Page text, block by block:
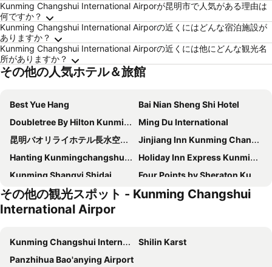
Kunming Changshui International Airporが昆明市で人気がある理由は
何ですか？
Kunming Changshui International Airporの近くにはどんな宿泊施設が
ありますか？
Kunming Changshui International Airporの近くには他にどんな観光名
所がありますか？
その他の人気ホテル＆旅館
Best Yue Hang
Bai Nian Sheng Shi Hotel
Doubletree By Hilton Kunming Airport
Ming Du International
昆明バオリライホテル長水空港ブランチ
Jinjiang Inn Kunming Changshui Airport
Hanting Kunmingchangshui Airport Dabanqiao
Holiday Inn Express Kunming Economic Dev Zone By Ihg
Kunming Shangyi Shidai
Four Points by Sheraton Kunming Changshui Airport
Jinjiang Inns-Kunming Changshui Airport Branch
Huishang International
Boman Kunming International Airport Branch
Iu Hotel Kunming Yunda West Road Shangwei International Branch
Mercure Kunming Changshui International Airport
その他の観光スポット - Kunming Changshui
International Airpor
Kunming Changshui International Airpor
Shilin Karst
Panzhihua Bao'anying Airport